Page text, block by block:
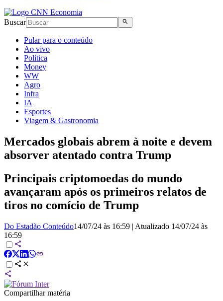
Buscar
Pular para o conteúdo
Ao vivo
Política
Money
WW
Agro
Infra
IA
Esportes
Viagem & Gastronomia
Mercados globais abrem à noite e devem
absorver atentado contra Trump
Principais criptomoedas do mundo
avançaram após os primeiros relatos de
tiros no comício de Trump
Do Estadão Conteúdo14/07/24 às 16:59 | Atualizado 14/07/24 às
16:59
Compartilhar matéria